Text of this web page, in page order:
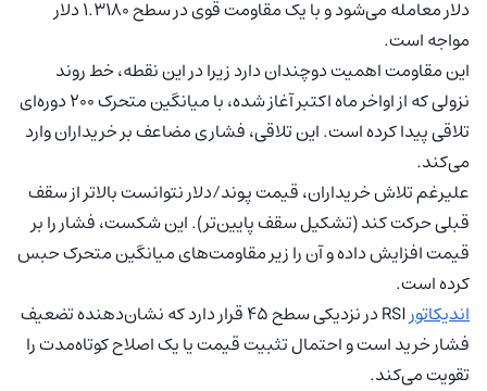
دلار معامله می‌شود و با یک مقاومت قوی در سطح ۱.۳۱۸۰ دلار
مواجه است.
این مقاومت اهمیت دوچندان دارد زیرا در این نقطه، خط روند
نزولی که از اواخر ماه اکتبر آغاز شده، با میانگین متحرک ۲۰۰ دوره‌ای
تلاقی پیدا کرده است. این تلاقی، فشاری مضاعف بر خریداران وارد
می‌کند.
علیرغم تلاش خریداران، قیمت پوند/دلار نتوانست بالاتر از سقف
قبلی حرکت کند (تشکیل سقف پایین‌تر). این شکست، فشار را بر
قیمت افزایش داده و آن را زیر مقاومت‌های میانگین متحرک حبس
کرده است.
اندیکاتور
RSI در نزدیکی سطح ۴۵ قرار دارد که نشان‌دهنده تضعیف
فشار خرید است و احتمال تثبیت قیمت یا یک اصلاح کوتاه‌مدت را
تقویت می‌کند.